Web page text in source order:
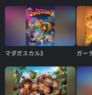
マダガスカル3